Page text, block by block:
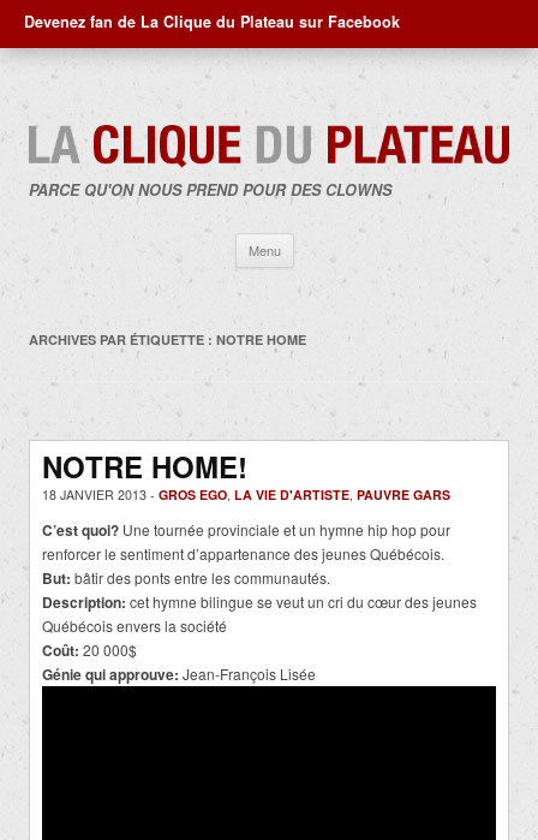
Devenez fan de La Clique du Plateau sur Facebook
PARCE QU'ON NOUS PREND POUR DES CLOWNS
Menu
contenu
ARCHIVES PAR ÉTIQUETTE : NOTRE HOME
NOTRE HOME!
18 JANVIER 2013 - GROS EGO, LA VIE D'ARTISTE, PAUVRE GARS
C’est quoi? Une tournée provinciale et un hymne hip hop pour
renforcer le sentiment d’appartenance des jeunes Québécois.
But: bâtir des ponts entre les communautés.
Description: cet hymne bilingue se veut un cri du cœur des jeunes
Québécois envers la société
Coût: 20 000$
Génie qui approuve: Jean-François Lisée